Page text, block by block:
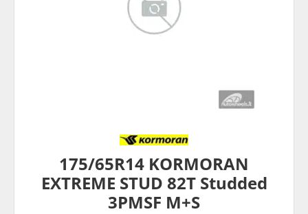
175/65R14 KORMORAN
EXTREME STUD 82T Studded
3PMSF M+S